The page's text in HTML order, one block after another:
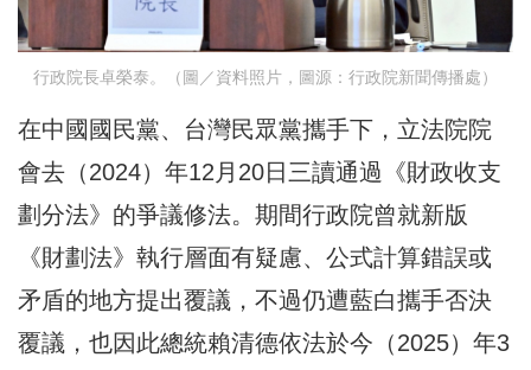
行政院長卓榮泰。（圖／資料照片，圖源：行政院新聞傳播處）
在中國國民黨、台灣民眾黨攜手下，立法院院
會去（2024）年12月20日三讀通過《財政收支
劃分法》的爭議修法。期間行政院曾就新版
《財劃法》執行層面有疑慮、公式計算錯誤或
矛盾的地方提出覆議，不過仍遭藍白攜手否決
覆議，也因此總統賴清德依法於今（2025）年3